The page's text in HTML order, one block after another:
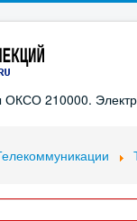
210000.